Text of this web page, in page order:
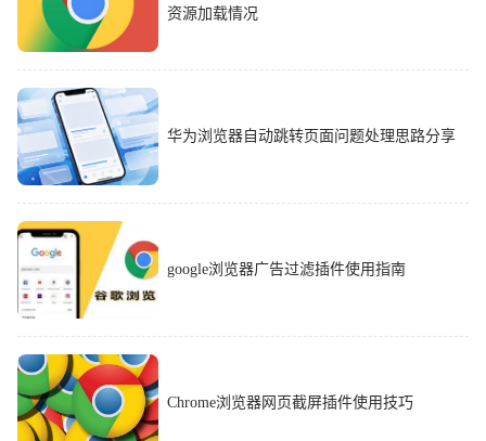
资源加载情况
华为浏览器自动跳转页面问题处理思路分享
google浏览器广告过滤插件使用指南
Chrome浏览器网页截屏插件使用技巧